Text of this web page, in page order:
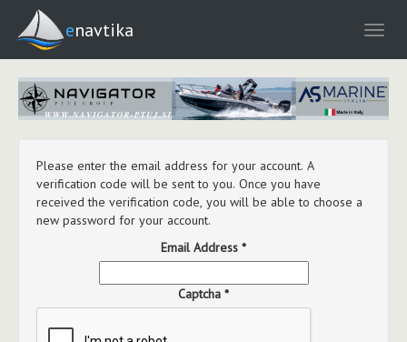
enavtika
Please enter the email address for your account. A
verification code will be sent to you. Once you have
received the verification code, you will be able to choose a
new password for your account.
Email Address *
Captcha *